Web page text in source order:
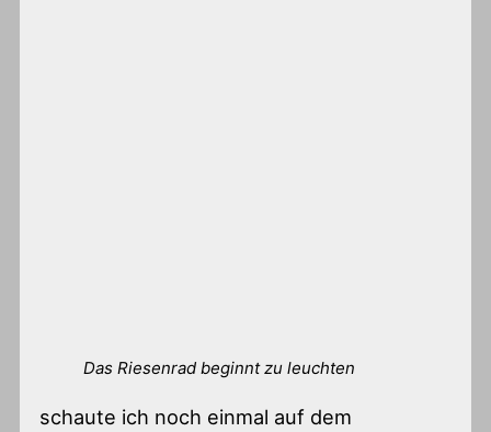
Das Riesenrad beginnt zu leuchten
schaute ich noch einmal auf dem